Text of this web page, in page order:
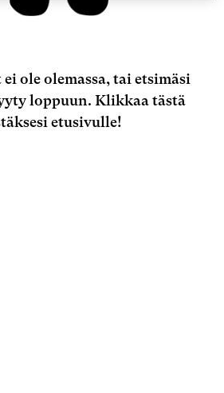
ole olemassa, tai etsimäsi
loppuun. Klikkaa tästä
etusivulle!